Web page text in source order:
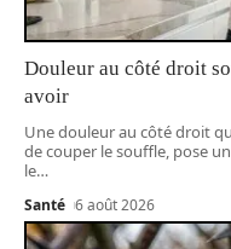
Douleur au côté droit
avoir
Une douleur au côté droit
de couper le souffle, pose
le…
Santé 6 août 2026